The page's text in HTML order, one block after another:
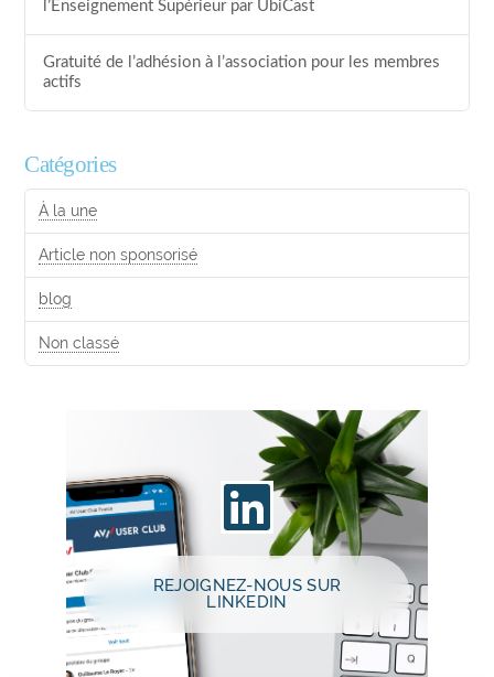
l’Enseignement Supérieur par UbiCast
Gratuité de l’adhésion à l’association pour les membres
actifs
Catégories
À la une
Article non sponsorisé
blog
Non classé
REJOIGNEZ-NOUS SUR
LINKEDIN